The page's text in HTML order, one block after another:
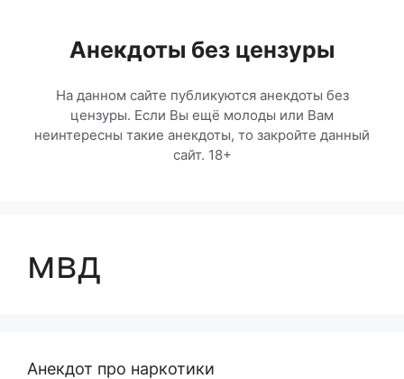
содержимомуАнекдоты без цензуры
На данном сайте публикуются анекдоты без
цензуры. Если Вы ещё молоды или Вам
неинтересны такие анекдоты, то закройте данный
сайт. 18+
мвд
Анекдот про наркотики